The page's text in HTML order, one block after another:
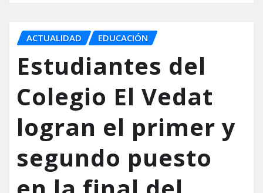
ACTUALIDAD EDUCACIÓN
Estudiantes del
Colegio El Vedat
logran el primer y
segundo puesto